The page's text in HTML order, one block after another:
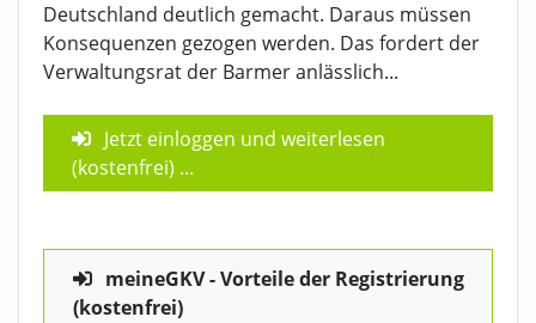
Deutschland deutlich gemacht. Daraus müssen
Konsequenzen gezogen werden. Das fordert der
Verwaltungsrat der Barmer anlässlich...
Jetzt einloggen und weiterlesen
(kostenfrei) ...
meineGKV - Vorteile der Registrierung
(kostenfrei)